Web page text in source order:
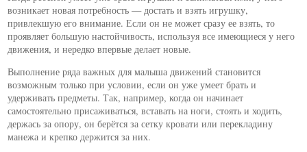
возникает новая потребность — достать и взять игрушку,
привлекшую его внимание. Если он не может сразу ее взять, то
проявляет большую настойчивость, используя все имеющиеся у него
движения, и нередко впервые делает новые.
Выполнение ряда важных для малыша движений становится
возможным только при условии, если он уже умеет брать и
удерживать предметы. Так, например, когда он начинает
самостоятельно присаживаться, вставать на ноги, стоять и ходить,
держась за опору, он берётся за сетку кровати или перекладину
манежа и крепко держится за них.